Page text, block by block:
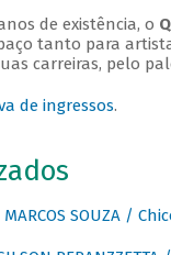
de existência, o
tanto para
carreiras, pelo
de ingressos.
MARCOS SOUZA /